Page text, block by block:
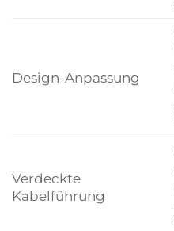
Design-Anpassung
Verdeckte
Kabelführung